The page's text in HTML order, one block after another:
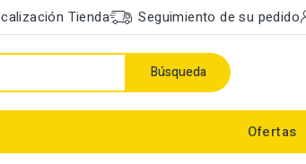
Tienda Seguimiento de su pedido
Búsqueda
Ofertas